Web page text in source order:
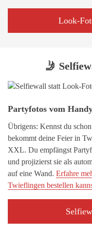
Look-
🤳
Partyfotos vom
Übrigens: Kennst du
bekommt deine Feier in
XXL. Du empfängst
und projizierst sie als
auf eine Wand. Erfahre
Twieflingen bestellen